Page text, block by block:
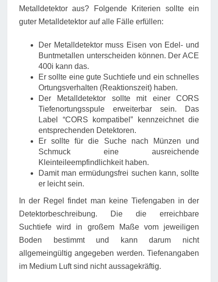
Metalldetektor aus? Folgende Kriterien sollte ein
guter Metalldetektor auf alle Fälle erfüllen:
Der Metalldetektor muss Eisen von Edel- und
Buntmetallen unterscheiden können. Der ACE
400i kann das.
Er sollte eine gute Suchtiefe und ein schnelles
Ortungsverhalten (Reaktionszeit) haben.
Der Metalldetektor sollte mit einer CORS
Tiefenortungsspule erweiterbar sein. Das
Label “CORS kompatibel” kennzeichnet die
entsprechenden Detektoren.
Er sollte für die Suche nach Münzen und
Schmuck eine ausreichende
Kleinteileempfindlichkeit haben.
Damit man ermüdungsfrei suchen kann, sollte
er leicht sein.
In der Regel findet man keine Tiefengaben in der
Detektorbeschreibung. Die die erreichbare
Suchtiefe wird in großem Maße vom jeweiligen
Boden bestimmt und kann darum nicht
allgemeingültig angegeben werden. Tiefenangaben
im Medium Luft sind nicht aussagekräftig.